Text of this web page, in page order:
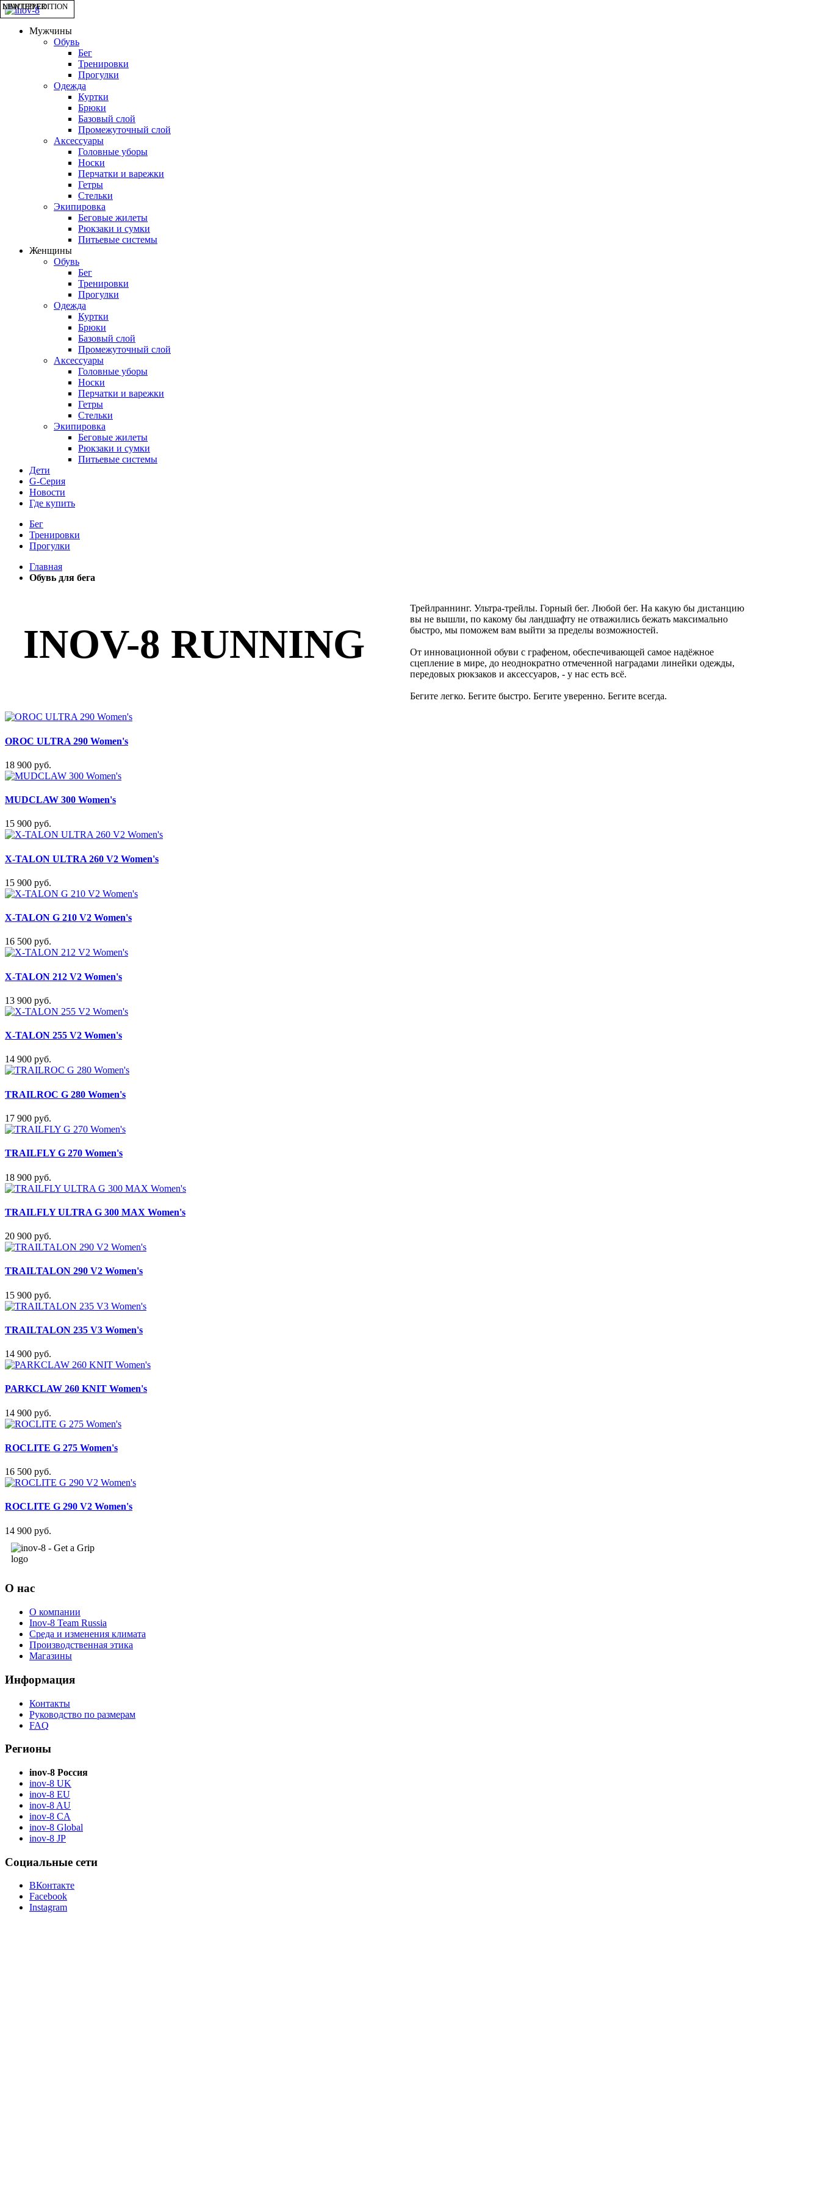
Мужчины
Обувь
Бег
Тренировки
Прогулки
Одежда
Куртки
Брюки
Базовый слой
Промежуточный слой
Аксессуары
Головные уборы
Носки
Перчатки и варежки
Гетры
Стельки
Экипировка
Беговые жилеты
Рюкзаки и сумки
Питьевые системы
Женщины
Обувь
Бег
Тренировки
Прогулки
Одежда
Куртки
Брюки
Базовый слой
Промежуточный слой
Аксессуары
Головные уборы
Носки
Перчатки и варежки
Гетры
Стельки
Экипировка
Беговые жилеты
Рюкзаки и сумки
Питьевые системы
Дети
G-Серия
Новости
Где купить
Бег
Тренировки
Прогулки
Главная
Обувь для бега
INOV-8 RUNNING
Трейлраннинг. Ультра-трейлы. Горный бег. Любой бег. На какую бы дистанцию
вы не вышли, по какому бы ландшафту не отважились бежать максимально
быстро, мы поможем вам выйти за пределы возможностей.
От инновационной обуви с графеном, обеспечивающей самое надёжное
сцепление в мире, до неоднократно отмеченной наградами линейки одежды,
передовых рюкзаков и аксессуаров, - у нас есть всё.
Бегите легко. Бегите быстро. Бегите уверенно. Бегите всегда.
OROC ULTRA 290 Women's
18 900 руб.
MUDCLAW 300 Women's
15 900 руб.
X-TALON ULTRA 260 V2 Women's
15 900 руб.
NEW UPPER
X-TALON G 210 V2 Women's
16 500 руб.
X-TALON 212 V2 Women's
13 900 руб.
X-TALON 255 V2 Women's
14 900 руб.
TRAILROC G 280 Women's
17 900 руб.
TRAILFLY G 270 Women's
18 900 руб.
LIMITED EDITION
TRAILFLY ULTRA G 300 MAX Women's
20 900 руб.
TRAILTALON 290 V2 Women's
15 900 руб.
TRAILTALON 235 V3 Women's
14 900 руб.
PARKCLAW 260 KNIT Women's
14 900 руб.
ROCLITE G 275 Women's
16 500 руб.
ROCLITE G 290 V2 Women's
14 900 руб.
О нас
О компании
Inov-8 Team Russia
Среда и изменения климата
Производственная этика
Магазины
Информация
Контакты
Руководство по размерам
FAQ
Регионы
inov-8 Россия
inov-8 UK
inov-8 EU
inov-8 AU
inov-8 CA
inov-8 Global
inov-8 JP
Социальные сети
ВКонтакте
Facebook
Instagram